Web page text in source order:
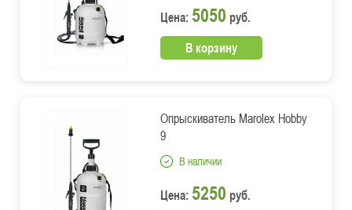
Цена: 5050 руб.
В корзину
Опрыскиватель Marolex Hobby
9
В наличии
Цена: 5250 руб.